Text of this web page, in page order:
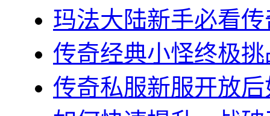
玛法大陆新手必看
传奇经典小怪终极
传奇私服新服开放